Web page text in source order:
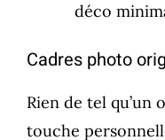
déco
Cadres photo
Rien de tel qu’un
touche